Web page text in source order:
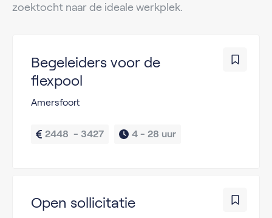
zoektocht naar de ideale werkplek.
Begeleiders voor de
flexpool
Amersfoort
2448  - 3427 4 - 28 uur
Open sollicitatie